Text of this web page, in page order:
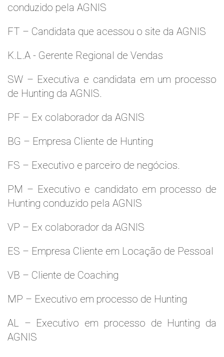
conduzido pela AGNIS
FT – Candidata que acessou o site da AGNIS
K.L.A - Gerente Regional de Vendas
SW – Executiva e candidata em um processo
de Hunting da AGNIS.
PF – Ex colaborador da AGNIS
BG – Empresa Cliente de Hunting
FS – Executivo e parceiro de negócios.
PM – Executivo e candidato em processo de
Hunting conduzido pela AGNIS
VP – Ex colaborador da AGNIS
ES – Empresa Cliente em Locação de Pessoal
VB – Cliente de Coaching
MP – Executivo em processo de Hunting
AL – Executivo em processo de Hunting da
AGNIS